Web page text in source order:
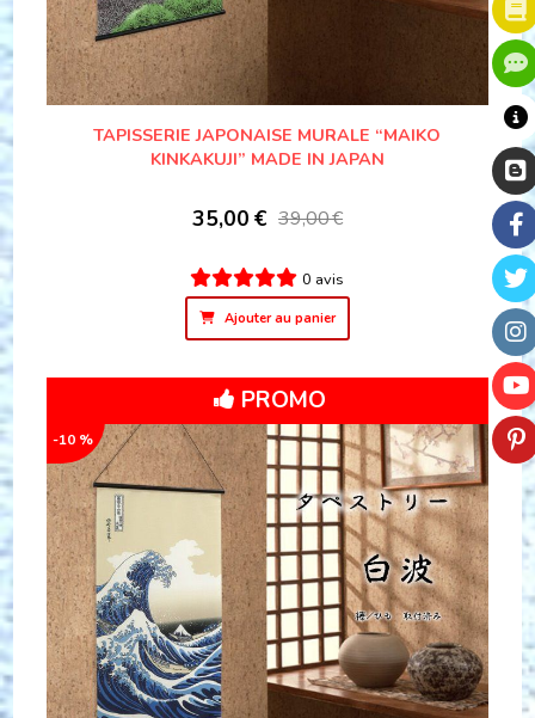
TAPISSERIE JAPONAISE MURALE “MAIKO
KINKAKUJI” MADE IN JAPAN
35,00 € 39,00€
0 avis
Ajouter au panier
PROMO
-10 %